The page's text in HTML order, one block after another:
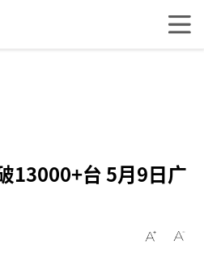
13000+台 5月9日广